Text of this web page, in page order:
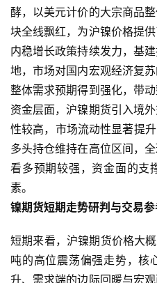
原
油
期
货
国
期
货
酵，以美元计价的大宗商品
块全线飘红，为沪镍价格提
内稳增长政策持续发力，基
地，市场对国内宏观经济复
整体需求预期得到强化，带
资金层面，沪镍期货引入境
性较高，市场流动性显著提
多头持仓维持在高位区间，
看多预期较强，资金面的支
素。
镍期货短期走势研判与交易
短期来看，沪镍期货价格大
吨的高位震荡偏强走势，核
升、需求端的边际回暖与宏